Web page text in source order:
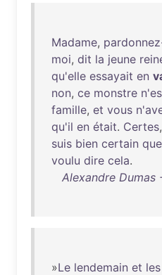
Madame,
moi, dit la jeune
qu'elle essayait en
non, ce monstre
famille, et vous
qu'il en était. Certes,
suis bien certain que
voulu dire cela.
Alexandre Dumas
»Le lendemain et les